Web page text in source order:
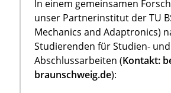
In einem gemeinsamen
unser Partnerinstitut der TU
Mechanics and Adaptronics)
Studierenden für Studien- und
Abschlussarbeiten (Kontakt:
braunschweig.de):